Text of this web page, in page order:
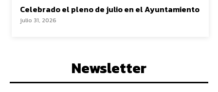
Celebrado el pleno de julio en el Ayuntamiento
julio 31, 2026
Newsletter